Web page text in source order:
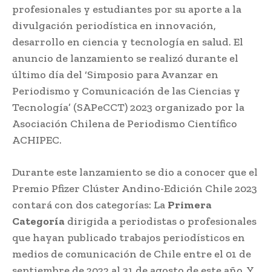
profesionales y estudiantes por su aporte a la
divulgación periodística en innovación,
desarrollo en ciencia y tecnología en salud. El
anuncio de lanzamiento se realizó durante el
último día del ‘Simposio para Avanzar en
Periodismo y Comunicación de las Ciencias y
Tecnología’ (SAPeCCT) 2023 organizado por la
Asociación Chilena de Periodismo Científico
ACHIPEC.
Durante este lanzamiento se dio a conocer que el
Premio Pfizer Clúster Andino-Edición Chile 2023
contará con dos categorías: La Primera
Categoría dirigida a periodistas o profesionales
que hayan publicado trabajos periodísticos en
medios de comunicación de Chile entre el 01 de